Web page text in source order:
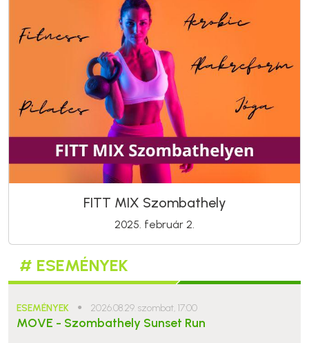
FITT MIX Szombathely
2025. február 2.
# ESEMÉNYEK
ESEMÉNYEK ● 2026.08.29. szombat, 17:00
MOVE - Szombathely Sunset Run